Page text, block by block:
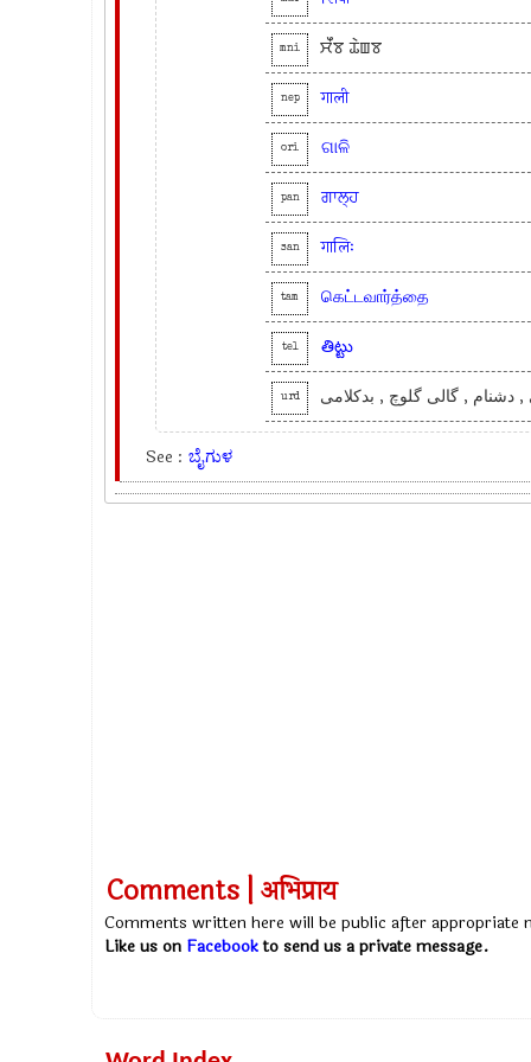
mni ꯆꯩꯕ ꯊꯥꯡꯕ
nep गाली
ori ଗାଳି
pan ਗਾਲ੍ਹ
san गालिः
tam கெட்டவார்த்தை
tel తిట్టు
urd , دشنام , گالی گلوچ , بدکلامی
See : ಬೈಗುಳ
Comments | अभिप्राय
Comments written here will be public after appropriate
Like us on Facebookto send us a private message.